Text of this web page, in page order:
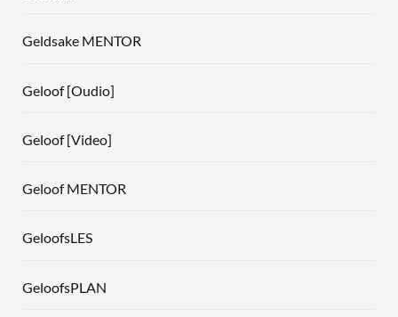
Geldsake MENTOR
Geloof [Oudio]
Geloof [Video]
Geloof MENTOR
GeloofsLES
GeloofsPLAN